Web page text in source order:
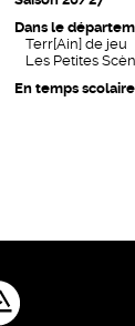
Dans le
Terr[Ain] de jeu
Les Petites
En temps scolaire